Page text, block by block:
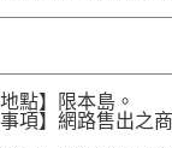
點】限本島。
項】網路售出之